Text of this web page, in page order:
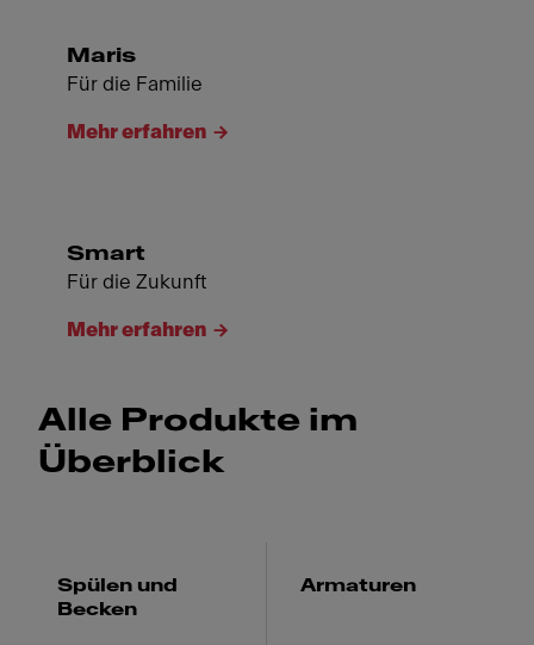
Maris
Für die Familie
Mehr erfahren
Smart
Für die Zukunft
Mehr erfahren
Alle Produkte im
Überblick
Spülen und
Becken
Armaturen